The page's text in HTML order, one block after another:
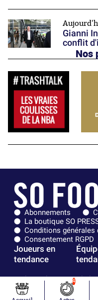
Gianni
conflit
Nos
Abonnements
La boutique SO
Conditions
Consentement RGPD
Joueurs en
tendance
Mohamed
Salah
Mykhailo
Paris
4